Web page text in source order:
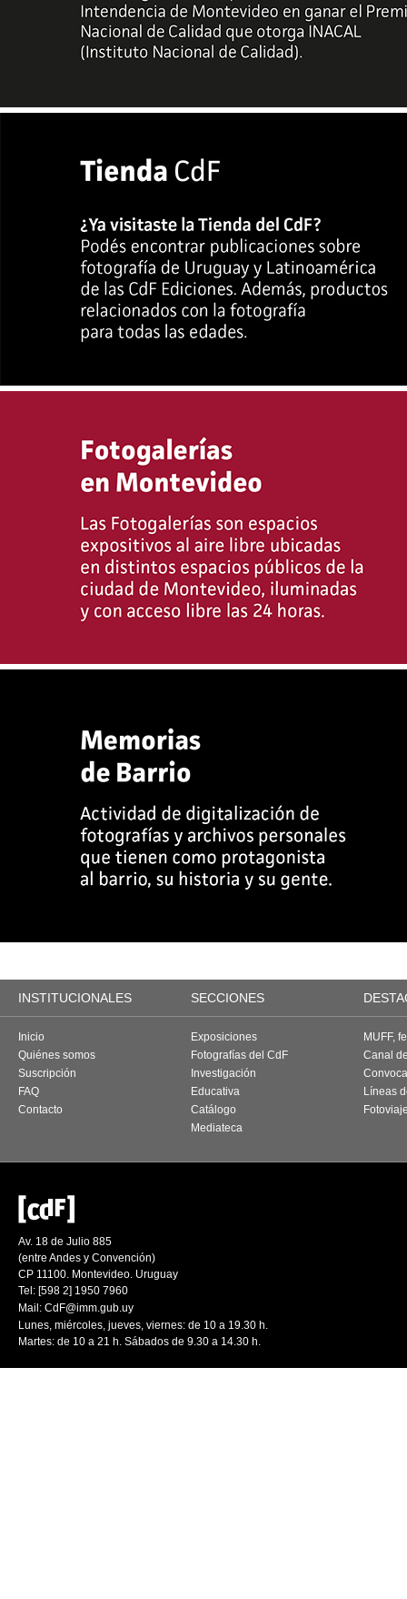
INSTITUCIONALES SECCIONES
Inicio
Quiénes somos
Suscripción
FAQ
Contacto
Exposiciones
Fotografías del CdF
Investigación
Educativa
Catálogo
Mediateca
MUFF,
Canal
Líneas
Av. 18 de Julio 885
(entre Andes y Convención)
CP 11100. Montevideo. Uruguay
Tel: [598 2] 1950 7960
Mail: CdF@imm.gub.uy
Lunes, miércoles, jueves, viernes: de 10 a 19.30 h.
Martes: de 10 a 21 h. Sábados de 9.30 a 14.30 h.